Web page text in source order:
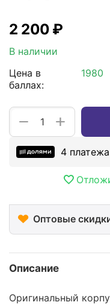
2 200 ₽
В наличии
Цена в
баллах:
1980
+
−
4
Оптовые
Описание
Оригинальный